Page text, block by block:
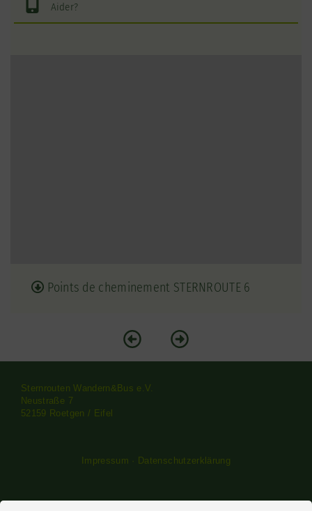
Aider?
Points de cheminement STERNROUTE 6
Sternrouten Wandern&Bus e.V.
Neustraße 7
52159 Roetgen / Eifel
Impressum · Datenschutzerklärung